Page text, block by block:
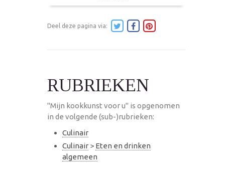
Deel deze pagina via:
RUBRIEKEN
"Mijn kookkunst voor u" is opgenomen
in de volgende (sub-)rubrieken:
Culinair
Culinair > Eten en drinken
algemeen